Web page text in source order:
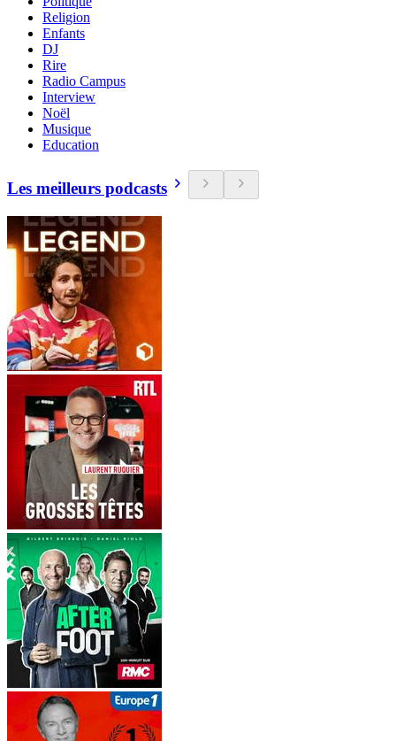
Religion
Enfants
DJ
Rire
Radio Campus
Interview
Noël
Musique
Education
Les meilleurs podcasts